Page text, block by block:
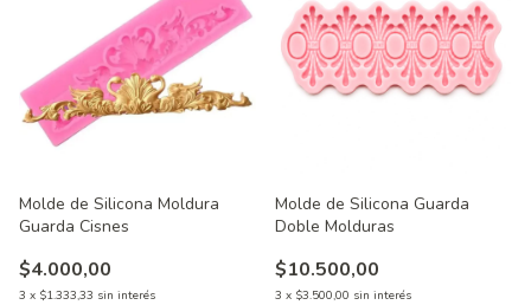
Molde de Silicona Moldura
Guarda Cisnes
$4.000,00
3 x $1.333,33 sin interés
Molde de Silicona Guarda
Doble Molduras
$10.500,00
3 x $3.500,00 sin interés